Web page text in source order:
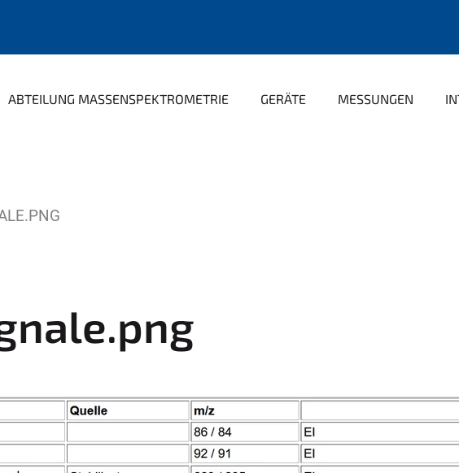
ABTEILUNG MASSENSPEKTROMETRIE GERÄTE MESSUNGEN